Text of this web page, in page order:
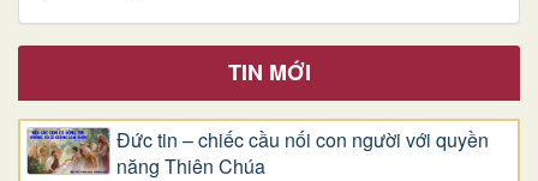
TIN MỚI
Đức tin – chiếc cầu nối con người với quyền
năng Thiên Chúa